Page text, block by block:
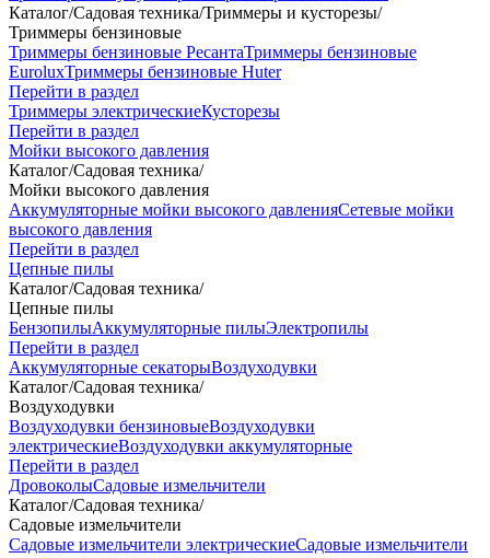
Каталог/Садовая техника/Триммеры и кусторезы/
Триммеры бензиновые
Триммеры бензиновые РесантаТриммеры бензиновые
EuroluxТриммеры бензиновые Huter
Перейти в раздел
Триммеры электрическиеКусторезы
Перейти в раздел
Мойки высокого давления
Каталог/Садовая техника/
Мойки высокого давления
Аккумуляторные мойки высокого давленияСетевые мойки
высокого давления
Перейти в раздел
Цепные пилы
Каталог/Садовая техника/
Цепные пилы
БензопилыАккумуляторные пилыЭлектропилы
Перейти в раздел
Аккумуляторные секаторыВоздуходувки
Каталог/Садовая техника/
Воздуходувки
Воздуходувки бензиновыеВоздуходувки
электрическиеВоздуходувки аккумуляторные
Перейти в раздел
ДровоколыСадовые измельчители
Каталог/Садовая техника/
Садовые измельчители
Садовые измельчители электрическиеСадовые измельчители